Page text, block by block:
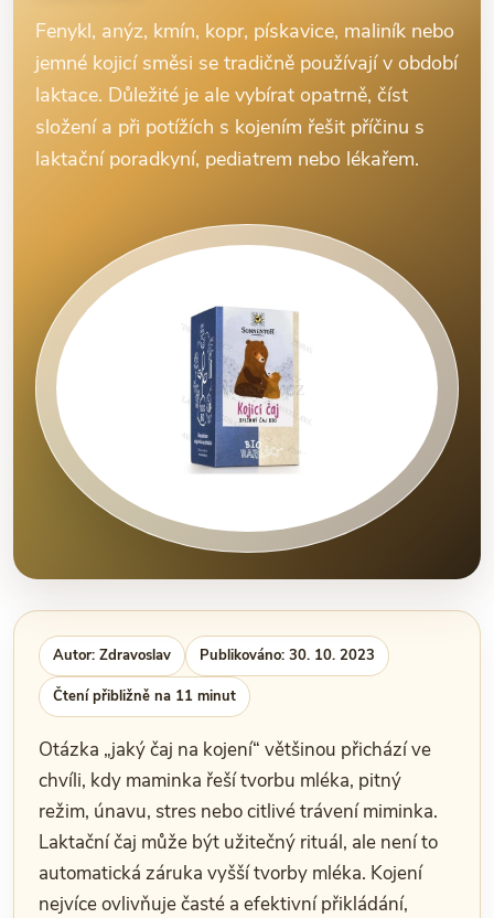
Fenykl, anýz, kmín, kopr, pískavice, maliník nebo
jemné kojicí směsi se tradičně používají v období
laktace. Důležité je ale vybírat opatrně, číst
složení a při potížích s kojením řešit příčinu s
laktační poradkyní, pediatrem nebo lékařem.
Autor: Zdravoslav Publikováno: 30. 10. 2023
Čtení přibližně na 11 minut
Otázka „jaký čaj na kojení“ většinou přichází ve
chvíli, kdy maminka řeší tvorbu mléka, pitný
režim, únavu, stres nebo citlivé trávení miminka.
Laktační čaj může být užitečný rituál, ale není to
automatická záruka vyšší tvorby mléka. Kojení
nejvíce ovlivňuje časté a efektivní přikládání,